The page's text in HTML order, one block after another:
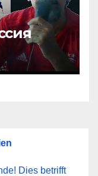
Dies betrifft